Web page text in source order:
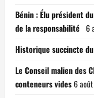
Bénin : Élu président
de la responsabilité 6
Historique succincte
Le Conseil malien des
conteneurs vides 6